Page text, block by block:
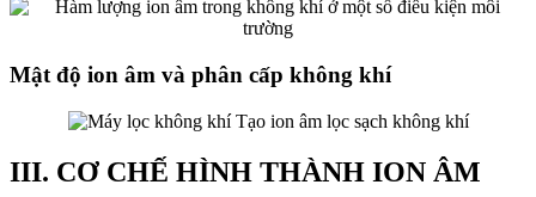
Mật độ ion âm và phân cấp không khí
III. CƠ CHẾ HÌNH THÀNH ION ÂM